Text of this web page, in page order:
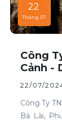
22
Tháng 07
Công
Cảnh -
Lượng
22/07/
Công Ty
Bà Lài,